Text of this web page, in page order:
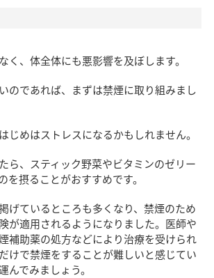
く、体全体にも悪影響を及ぼします。
のであれば、まずは禁煙に取り組みまし
じめはストレスになるかもしれません。
ら、スティック野菜やビタミンのゼリー
を摂ることがおすすめです。
げているところも多くなり、禁煙のため
が適用されるようになりました。医師や
補助薬の処方などにより治療を受けられ
けで禁煙をすることが難しいと感じてい
んでみましょう。